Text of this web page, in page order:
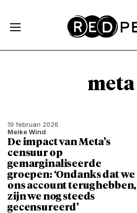
meta
19 februari 2026
Meike Wind
De impact van Meta’s
censuur op
gemarginaliseerde
groepen: ‘Ondanks dat we
ons account terug hebben,
zijn we nog steeds
gecensureerd’